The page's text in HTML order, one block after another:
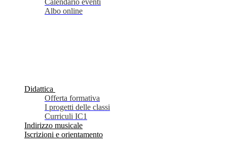
Calendario eventi
Albo online
Didattica
Offerta formativa
I progetti delle classi
Curriculi IC1
Indirizzo musicale
Iscrizioni e orientamento